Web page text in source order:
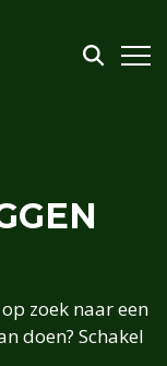
zoek naar een
doen? Schakel